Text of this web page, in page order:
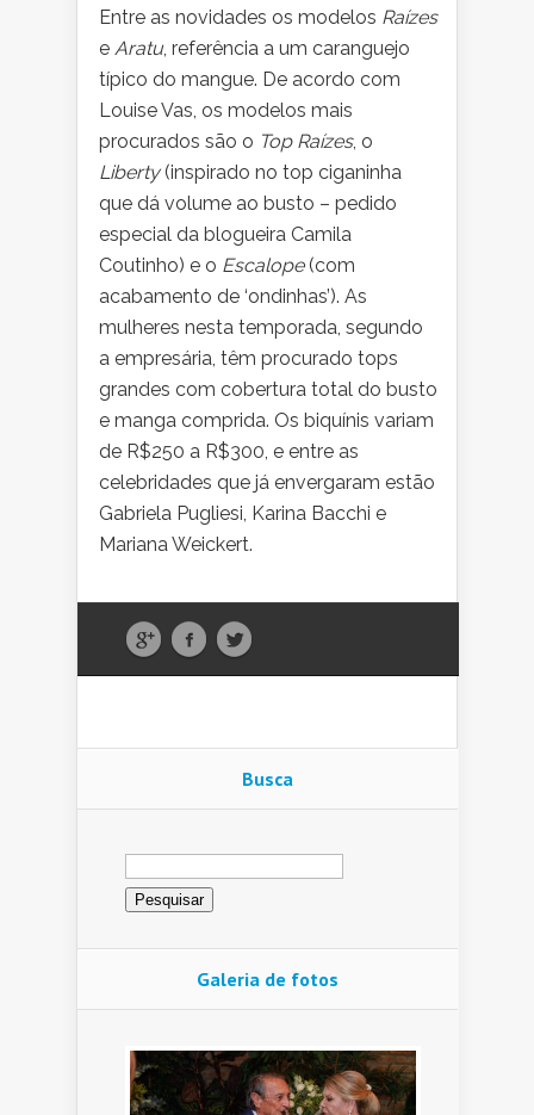
Entre as novidades os modelos Raízes
e Aratu, referência a um caranguejo
típico do mangue. De acordo com
Louise Vas, os modelos mais
procurados são o Top Raízes, o
Liberty(inspirado no top ciganinha
que dá volume ao busto – pedido
especial da blogueira Camila
Coutinho) e o Escalope(com
acabamento de ‘ondinhas’). As
mulheres nesta temporada, segundo
a empresária, têm procurado tops
grandes com cobertura total do busto
e manga comprida. Os biquínis variam
de R$250 a R$300, e entre as
celebridades que já envergaram estão
Gabriela Pugliesi, Karina Bacchi e
Mariana Weickert.
Busca
Pesquisar
por:
Galeria de fotos